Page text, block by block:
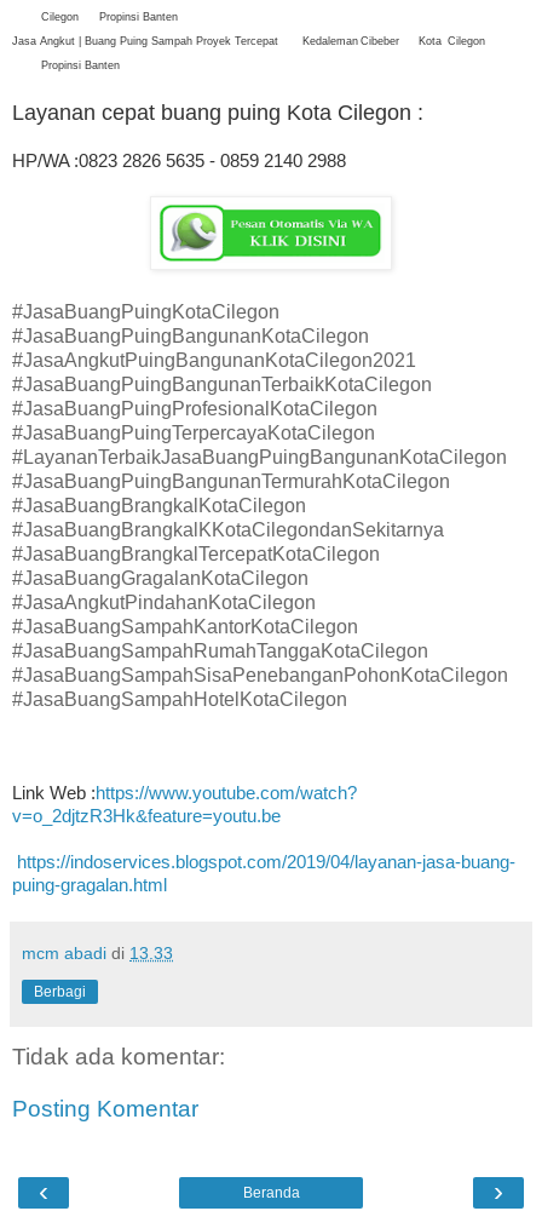
Cilegon
Propinsi Banten
Jasa Angkut | Buang Puing Sampah Proyek Tercepat
Kedaleman Cibeber Kota Cilegon
Propinsi Banten
Layanan cepat buang puing Kota Cilegon :
HP/WA :0823 2826 5635 - 0859 2140 2988
#JasaBuangPuingKotaCilegon
#JasaBuangPuingBangunanKotaCilegon
#JasaAngkutPuingBangunanKotaCilegon2021
#JasaBuangPuingBangunanTerbaikKotaCilegon
#JasaBuangPuingProfesionalKotaCilegon
#JasaBuangPuingTerpercayaKotaCilegon
#LayananTerbaikJasaBuangPuingBangunanKotaCilegon
#JasaBuangPuingBangunanTermurahKotaCilegon
#JasaBuangBrangkalKotaCilegon
#JasaBuangBrangkalKKotaCilegondanSekitarnya
#JasaBuangBrangkalTercepatKotaCilegon
#JasaBuangGragalanKotaCilegon
#JasaAngkutPindahanKotaCilegon
#JasaBuangSampahKantorKotaCilegon
#JasaBuangSampahRumahTanggaKotaCilegon
#JasaBuangSampahSisaPenebanganPohonKotaCilegon
#JasaBuangSampahHotelKotaCilegon
Link Web :https://www.youtube.com/watch?
v=o_2djtzR3Hk&feature=youtu.be
https://indoservices.blogspot.com/2019/04/layanan-jasa-buang-
puing-gragalan.html
mcm abadi di 13.33
Berbagi
Tidak ada komentar:
Posting Komentar
‹ ›
Beranda